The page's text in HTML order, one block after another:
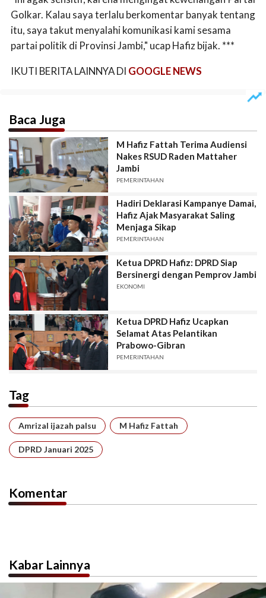
Golkar. Kalau saya terlalu berkomentar banyak tentang
itu, saya takut menyalahi komunikasi kami sesama
partai politik di Provinsi Jambi," ucap Hafiz bijak. ***
IKUTI BERITA LAINNYA DI GOOGLE NEWS
Baca Juga
M Hafiz Fattah Terima Audiensi
Nakes RSUD Raden Mattaher
Jambi
PEMERINTAHAN
Hadiri Deklarasi Kampanye Damai,
Hafiz Ajak Masyarakat Saling
Menjaga Sikap
PEMERINTAHAN
Ketua DPRD Hafiz: DPRD Siap
Bersinergi dengan Pemprov Jambi
EKONOMI
Ketua DPRD Hafiz Ucapkan
Selamat Atas Pelantikan
Prabowo-Gibran
PEMERINTAHAN
Tag
Amrizal ijazah palsu M Hafiz Fattah
DPRD Januari 2025
Komentar
Kabar Lainnya